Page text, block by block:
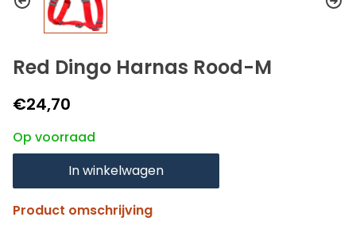
Red Dingo Harnas Rood-M
€24,70
Op voorraad
In winkelwagen
Product omschrijving